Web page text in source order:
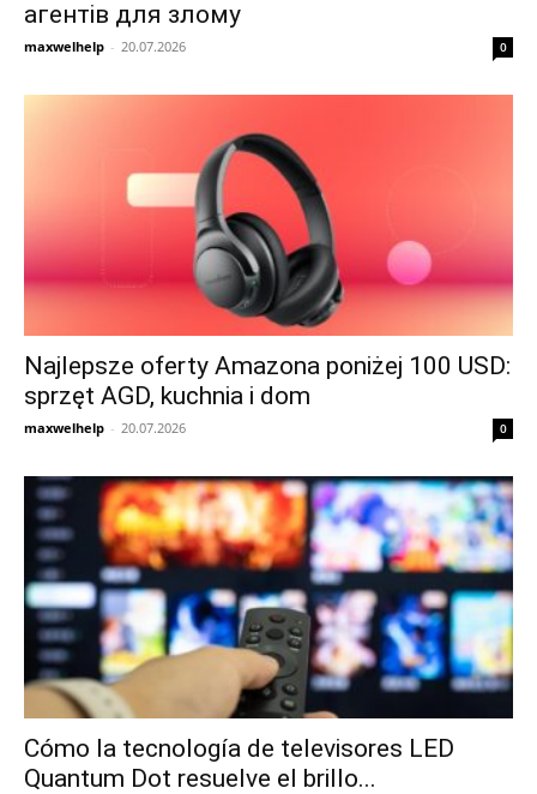
агентів для злому
maxwelhelp - 20.07.2026 0
Najlepsze oferty Amazona poniżej 100 USD:
sprzęt AGD, kuchnia i dom
maxwelhelp - 20.07.2026 0
Cómo la tecnología de televisores LED
Quantum Dot resuelve el brillo...